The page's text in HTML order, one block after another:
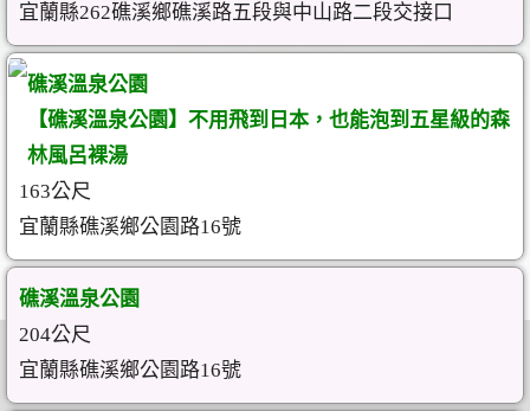
宜蘭縣262礁溪鄉礁溪路五段與中山路二段交接口
礁溪溫泉公園
【礁溪溫泉公園】不用飛到日本，也能泡到五星級的森
林風呂裸湯
163公尺
宜蘭縣礁溪鄉公園路16號
礁溪溫泉公園
204公尺
宜蘭縣礁溪鄉公園路16號